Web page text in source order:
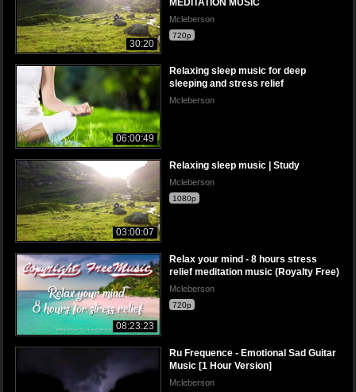
30:20
MEDITATION MUSIC
Mcleberson
720p
06:00:49
Relaxing sleep music for deep
sleeping and stress relief
Mcleberson
03:00:07
Relaxing sleep music | Study
Mcleberson
1080p
08:23:23
Relax your mind - 8 hours stress
relief meditation music (Royalty Free)
Mcleberson
720p
Ru Frequence - Emotional Sad Guitar
Music [1 Hour Version]
Mcleberson